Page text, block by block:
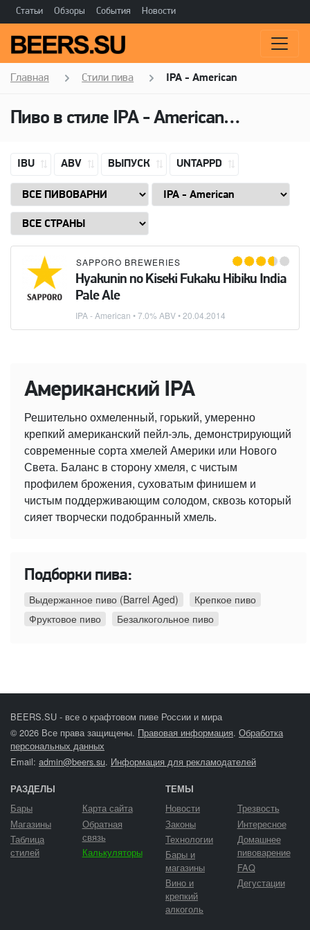
Статьи Обзоры События Новости
Главная Стили пива IPA - American
Пиво в стиле IPA - American
IBU ABV ВЫПУСК UNTAPPD
SAPPORO BREWERIES
Hyakunin no Kiseki Fukaku Hibiku India
Pale Ale
IPA - American • 7.0% ABV •20.04.2014
Американский IPA
Решительно охмеленный, горький, умеренно
крепкий американский пейл-эль, демонстрирующий
современные сорта хмелей Америки или Нового
Света. Баланс в сторону хмеля, с чистым
профилем брожения, суховатым финишем и
чистым поддерживающим солодом, сквозь который
сияет творчески подобранный хмель.
Подборки пива:
Выдержанное пиво (Barrel Aged)
Крепкое пиво
Фруктовое пиво
Безалкогольное пиво
BEERS.SU - все о крафтовом пиве России и мира
© 2026 Все права защищены. Правовая информация. Обработка
персональных данных
Email: admin@beers.su. Информация для рекламодателей
РАЗДЕЛЫ
Бары
Магазины
Таблица
стилей
Карта сайта
Обратная
связь
Калькуляторы
ТЕМЫ
Новости
Законы
Технологии
Бары и
магазины
Вино и
крепкий
алкоголь
Трезвость
Интересное
Домашнее
пивоварение
FAQ
Дегустации